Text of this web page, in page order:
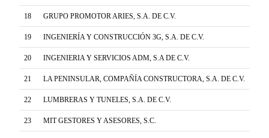
18 GRUPO PROMOTOR ARIES, S.A. DE C.V.
19 INGENIERÍA Y CONSTRUCCIÓN 3G, S.A. DE C.V.
20 INGENIERIA Y SERVICIOS ADM, S.A DE C.V.
21 LA PENINSULAR, COMPAÑÍA CONSTRUCTORA, S.A. DE C.V.
22 LUMBRERAS Y TUNELES, S.A. DE C.V.
23 MIT GESTORES Y ASESORES, S.C.